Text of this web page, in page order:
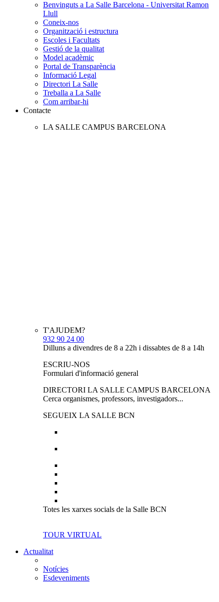
Benvinguts a La Salle Barcelona - Universitat Ramon
Llull
Coneix-nos
Organització i estructura
Escoles i Facultats
Gestió de la qualitat
Model acadèmic
Portal de Transparència
Informació Legal
Directori La Salle
Treballa a La Salle
Com arribar-hi
Contacte
LA SALLE CAMPUS BARCELONA
T'AJUDEM?
932 90 24 00
Dilluns a divendres de 8 a 22h i dissabtes de 8 a 14h
ESCRIU-NOS
Formulari d'informació general
DIRECTORI LA SALLE CAMPUS BARCELONA
Cerca organismes, professors, investigadors...
SEGUEIX LA SALLE BCN
Totes les xarxes socials de la Salle BCN
TOUR VIRTUAL
Actualitat
Notícies
Esdeveniments